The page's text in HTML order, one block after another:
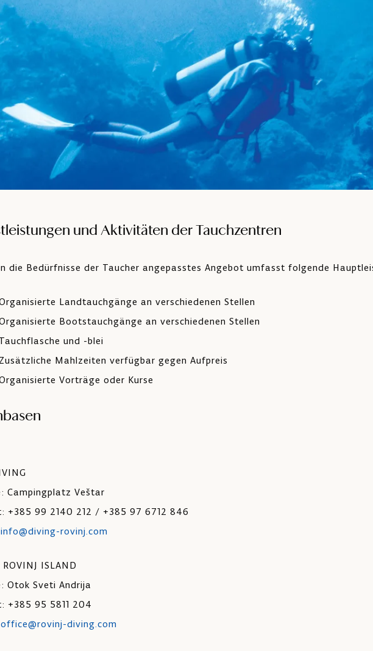
und Aktivitäten der Tauchzentren
die Bedürfnisse der Taucher angepasstes Angebot umfasst folgende
Landtauchgänge an verschiedenen Stellen
Bootstauchgänge an verschiedenen Stellen
Tauchflasche und -blei
Zusätzliche Mahlzeiten verfügbar gegen Aufpreis
Vorträge oder Kurse
Campingplatz Veštar
+385 99 2140 212 / +385 97 6712 846
info@diving-rovinj.com
ISLAND
Otok Sveti Andrija
+385 95 5811 204
office@rovinj-diving.com